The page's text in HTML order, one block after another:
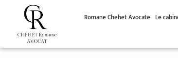
principal
Romane Chehet Avocate Le